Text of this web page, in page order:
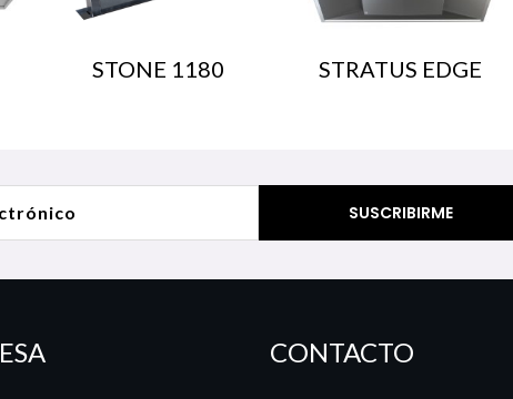
STONE 1180 STRATUS EDGE
CONTACTO